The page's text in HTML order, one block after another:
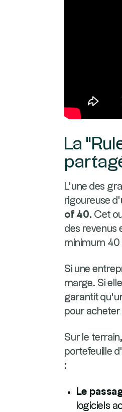
La
L'une des
rigoureuse
of 40. Cet
des revenus
minimum 40
Si une
marge. Si
garantit
pour
Sur le
portefeuille
:
Le
logiciels